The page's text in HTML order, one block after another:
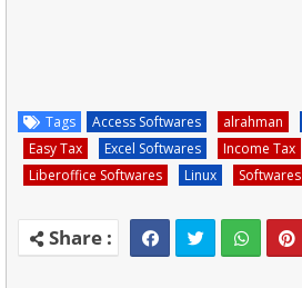
Tags Access Softwares alrahman
Easy Tax
Excel Softwares Income Tax
Liberoffice Softwares
Linux Softwares